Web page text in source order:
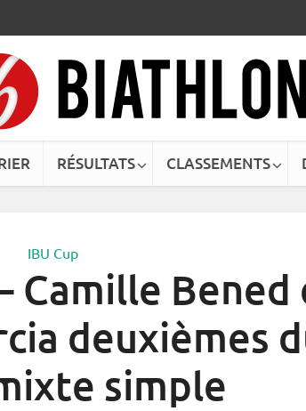
RÉSULTATS CLASSEMENTS
IBU Cup
Camille Bened
deuxièmes
simple